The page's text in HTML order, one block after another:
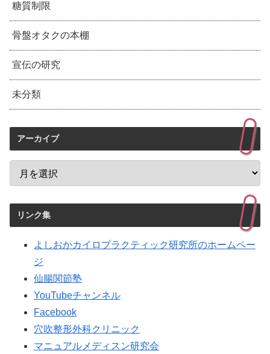
糖質制限
骨盤オタクの本棚
宣伝の研究
未分類
アーカイブ
リンク集
よしおかカイロプラクティック研究所のホームペー
ジ
仙腸関節塾
YouTubeチャンネル
Facebook
穴吹整形外科クリニック
マニュアルメディスン研究会